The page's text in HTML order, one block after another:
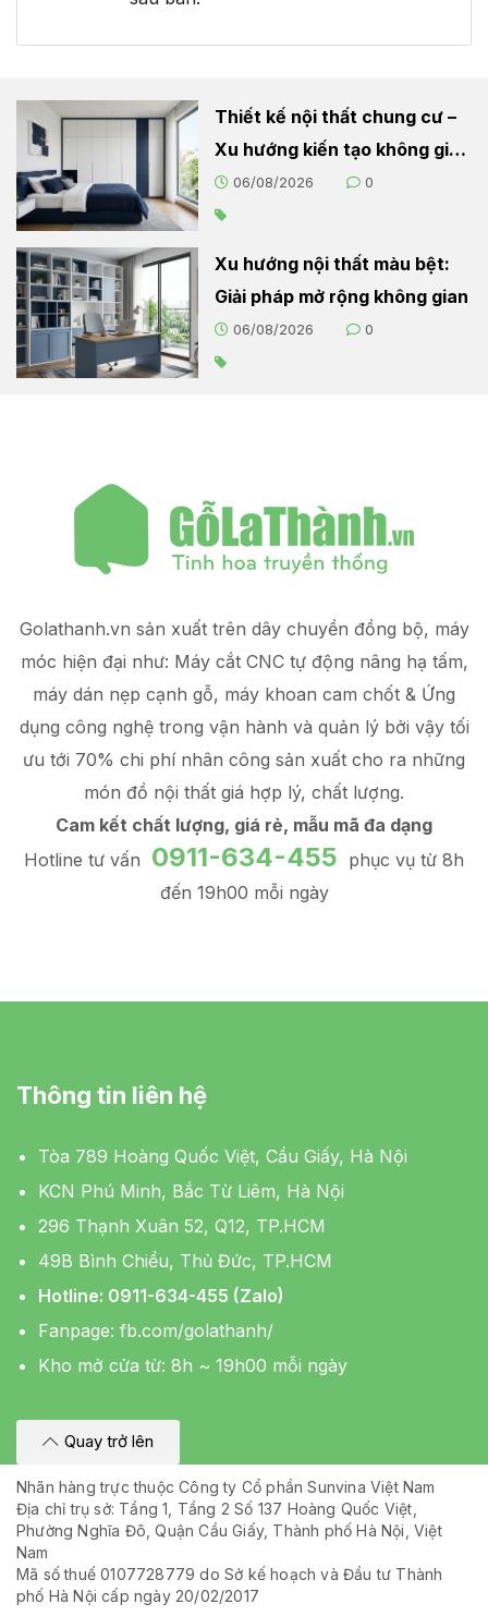
Thiết kế nội thất chung cư –
Xu hướng kiến tạo không gian
sống hiện đại
06/08/2026 0
Xu hướng nội thất màu bệt:
Giải pháp mở rộng không gian
06/08/2026 0
Golathanh.vn sản xuất trên dây chuyền đồng bộ, máy
móc hiện đại như: Máy cắt CNC tự động nâng hạ tấm,
máy dán nẹp cạnh gỗ, máy khoan cam chốt & Ứng
dụng công nghệ trong vận hành và quản lý bởi vậy tối
ưu tới 70% chi phí nhân công sản xuất cho ra những
món đồ nội thất giá hợp lý, chất lượng.
Cam kết chất lượng, giá rẻ, mẫu mã đa dạng
Hotline tư vấn 0911-634-455 phục vụ từ 8h
đến 19h00 mỗi ngày
Thông tin liên hệ
Tòa 789 Hoàng Quốc Việt, Cầu Giấy, Hà Nội
KCN Phú Minh, Bắc Từ Liêm, Hà Nội
296 Thạnh Xuân 52, Q12, TP.HCM
49B Bình Chiểu, Thủ Đức, TP.HCM
Hotline: 0911-634-455 (Zalo)
Fanpage: fb.com/golathanh/
Kho mở cửa từ: 8h ~ 19h00 mỗi ngày
Quay trở lên
Nhãn hàng trực thuộc Công ty Cổ phần Sunvina Việt Nam
Địa chỉ trụ sở: Tầng 1, Tầng 2 Số 137 Hoàng Quốc Việt,
Phường Nghĩa Đô, Quận Cầu Giấy, Thành phố Hà Nội, Việt
Nam
Mã số thuế 0107728779 do Sở kế hoạch và Đầu tư Thành
phố Hà Nội cấp ngày 20/02/2017